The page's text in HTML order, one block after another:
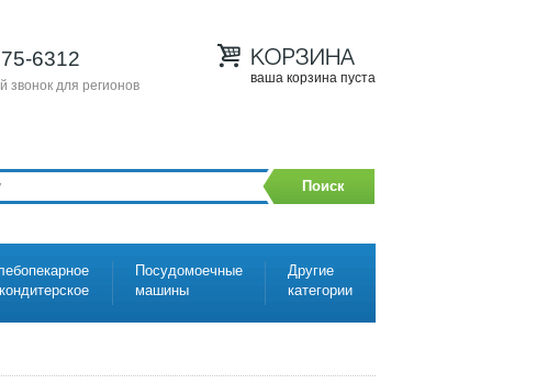
6312
звонок для регионов ваша корзина пуста
Поиск
Посудомоечные
машины
Другие
категории